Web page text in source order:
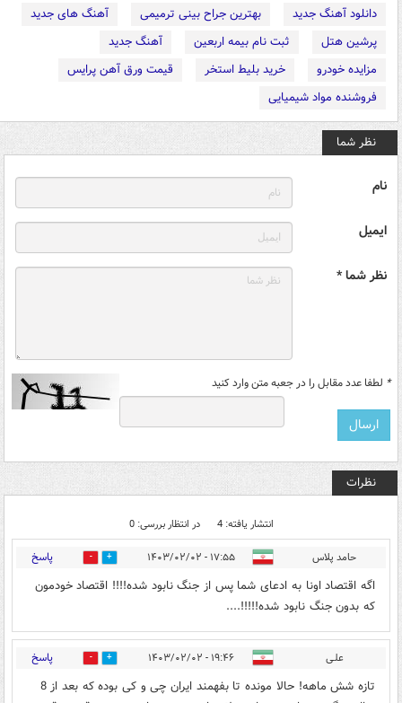
دانلود آهنگ جدید
بهترین جراح بینی ترمیمی
آهنگ های جدید
پرشین هتل
ثبت نام بیمه اربعین
آهنگ جدید
مزایده خودرو
خرید بلیط استخر
قیمت ورق آهن پرایس
فروشنده مواد شیمیایی
نظر شما
نام
ایمیل
نظر شما *
* لطفا عدد مقابل را در جعبه متن وارد کنید
نظرات
انتشار یافته: 4 در انتظار بررسی: 0
حامد پلاس ۱۷:۵۵ - ۱۴۰۳/۰۲/۰۲ 3 پاسخ
اگه اقتصاد اونا به ادعای شما پس از جنگ نابود شده!!!! اقتصاد خودمون
که بدون جنگ نابود شده!!!!!....
علـی ۱۹:۴۶ - ۱۴۰۳/۰۲/۰۲ 5 پاسخ
تازه شش ماهه! حالا مونده تا بفهمند ایران چی و کی بوده که بعد از 8